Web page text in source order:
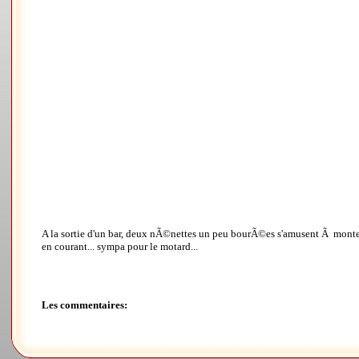
A la sortie d'un bar, deux nÃ©nettes un peu bourÃ©es s'amusent Ã
en courant... sympa pour le motard...
Les commentaires: